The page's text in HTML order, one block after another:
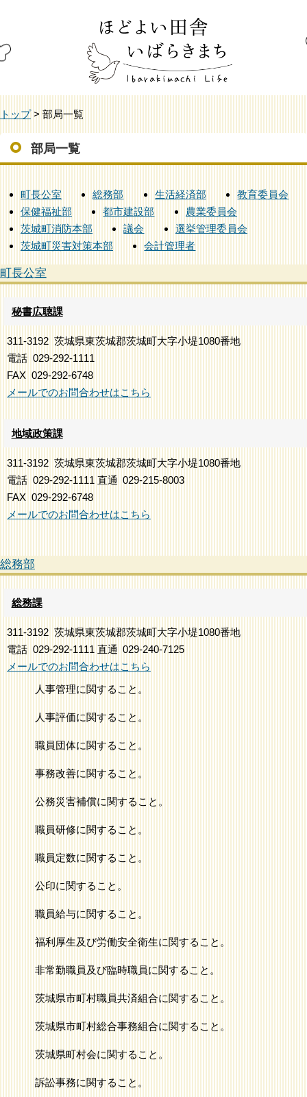
トップ> 部局一覧
部局一覧
町長公室 総務部 生活経済部
教育委員会
保健福祉部
都市建設部
農業委員会
茨城町消防本部
議会
選挙管理委員会
茨城町災害対策本部
会計管理者
町長公室
秘書広聴課
311-3192 茨城県東茨城郡茨城町大字小堤1080番地
電話 029-292-1111
FAX 029-292-6748
メールでのお問合わせはこちら
地域政策課
311-3192 茨城県東茨城郡茨城町大字小堤1080番地
電話 029-292-1111 直通 029-215-8003
FAX 029-292-6748
メールでのお問合わせはこちら
総務部
総務課
311-3192 茨城県東茨城郡茨城町大字小堤1080番地
電話 029-292-1111 直通 029-240-7125
メールでのお問合わせはこちら
人事管理に関すること。
人事評価に関すること。
職員団体に関すること。
事務改善に関すること。
公務災害補償に関すること。
職員研修に関すること。
職員定数に関すること。
公印に関すること。
職員給与に関すること。
福利厚生及び労働安全衛生に関すること。
非常勤職員及び臨時職員に関すること。
茨城県市町村職員共済組合に関すること。
茨城県市町村総合事務組合に関すること。
茨城県町村会に関すること。
訴訟事務に関すること。